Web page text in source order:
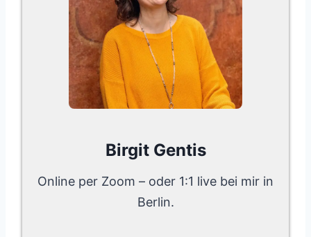
Birgit Gentis
Online per Zoom – oder 1:1 live bei mir in
Berlin.